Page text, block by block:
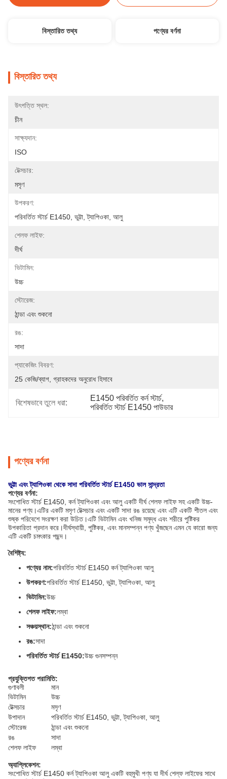
বিস্তারিত তথ্য পণ্যের বর্ণনা
বিস্তারিত তথ্য
উৎপত্তি স্থল:
চীন
সাক্ষ্যদান:
ISO
টেক্সচার:
মসৃণ
উপকরণ:
পরিবর্তিত স্টার্চ E1450, ভুট্টা, ট্যাপিওকা, আলু
শেলফ লাইফ:
দীর্ঘ
ভিটামিন:
উচ্চ
স্টোরেজ:
ঠান্ডা এবং শুকনো
রঙ:
সাদা
প্যাকেজিং বিবরণ:
25 কেজি/ব্যাগ, গ্রাহকদের অনুরোধ হিসাবে
বিশেষভাবে তুলে ধরা:
E1450 পরিবর্তিত কর্ন স্টার্চ,
পরিবর্তিত স্টার্চ E1450 পাউডার
পণ্যের বর্ণনা
ভুট্টা এবং ট্যাপিওকা থেকে সাদা পরিবর্তিত স্টার্চ E1450 ভাল সান্দ্রতা
পণ্যের বর্ণনা:
সংশোধিত স্টার্চ E1450, কর্ন ট্যাপিওকা এবং আলু একটি দীর্ঘ শেলফ লাইফ সহ একটি উচ্চ-
মানের পণ্য।এটির একটি মসৃণ টেক্সচার এবং একটি সাদা রঙ রয়েছে এবং এটি একটি শীতল এবং
শুষ্ক পরিবেশে সংরক্ষণ করা উচিত।এটি ভিটামিন এবং খনিজ সমৃদ্ধ এবং শরীরে পুষ্টিকর
উপকারিতা প্রদান করে।দীর্ঘস্থায়ী, পুষ্টিকর, এবং মানসম্পন্ন পণ্য খুঁজছেন এমন যে কারো জন্য
এটি একটি চমৎকার পছন্দ।
বৈশিষ্ট্য:
পণ্যের নাম:পরিবর্তিত স্টার্চ E1450 কর্ন ট্যাপিওকা আলু
উপকরণ:পরিবর্তিত স্টার্চ E1450, ভুট্টা, ট্যাপিওকা, আলু
ভিটামিন:উচ্চ
শেলফ লাইফ:লম্বা
সঞ্চয়স্থান:ঠান্ডা এবং শুকনো
রঙ:সাদা
পরিবর্তিত স্টার্চ E1450:উচ্চ গুনসম্পন্ন
প্রযুক্তিগত পরামিতি:
গুণাবলী
মান
ভিটামিন
উচ্চ
টেক্সচার
মসৃণ
উপাদান
পরিবর্তিত স্টার্চ E1450, ভুট্টা, ট্যাপিওকা, আলু
স্টোরেজ
ঠান্ডা এবং শুকনো
রঙ
সাদা
শেলফ লাইফ
লম্বা
অ্যাপ্লিকেশন:
সংশোধিত স্টার্চ E1450 কর্ন ট্যাপিওকা আলু একটি বহুমুখী পণ্য যা দীর্ঘ শেল্ফ লাইফের সাথে